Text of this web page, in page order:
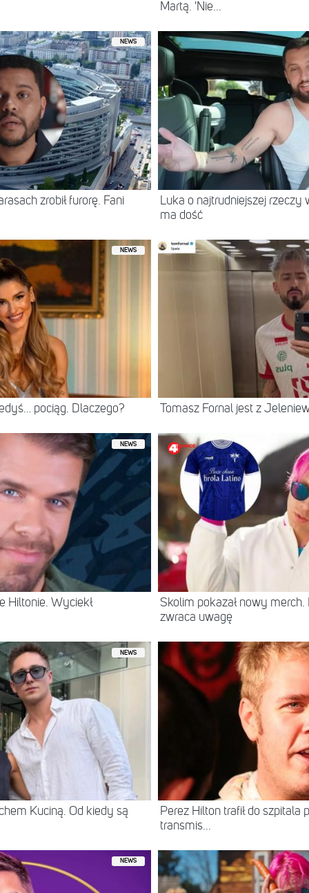
Martą. 'Nie...
NEWS
zrobił furorę. Fani
Luka o najtrudniejszej rzeczy
ma dość
NEWS
pociąg. Dlaczego? Tomasz Fornal jest z
NEWS
Hiltonie. Wyciekł
Skolim pokazał nowy
zwraca uwagę
NEWS
Kuciną. Od kiedy są
Perez Hilton trafił do szpitala
transmis...
NEWS